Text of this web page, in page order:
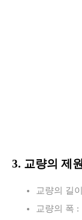
3. 교량의 제원
교량의 길
교량의 폭 :